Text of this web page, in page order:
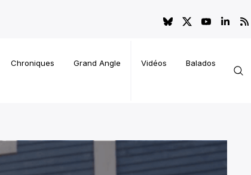
Chroniques Grand Angle Vidéos Balados